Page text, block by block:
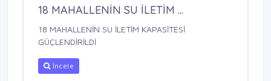
18 MAHALLENİN SU İLETİM ...
18 MAHALLENİN SU İLETİM KAPASİTESİ
GÜÇLENDİRİLDİ
İncele